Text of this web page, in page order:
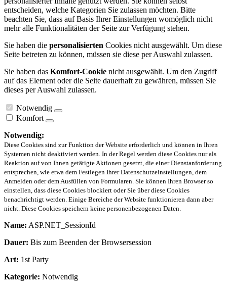
entscheiden, welche Kategorien Sie zulassen möchten. Bitte
beachten Sie, dass auf Basis Ihrer Einstellungen womöglich nicht
mehr alle Funktionalitäten der Seite zur Verfügung stehen.
Sie haben die personalisierten Cookies nicht ausgewählt. Um diese
Seite betreten zu können, müssen sie diese per Auswahl zulassen.
Sie haben das Komfort-Cookie nicht ausgewählt. Um den Zugriff
auf das Element oder die Seite dauerhaft zu gewähren, müssen Sie
dieses per Auswahl zulassen.
Notwendig
Komfort
Notwendig:
Diese Cookies sind zur Funktion der Website erforderlich und können in Ihren
Systemen nicht deaktiviert werden. In der Regel werden diese Cookies nur als
Reaktion auf von Ihnen getätigte Aktionen gesetzt, die einer Dienstanforderung
entsprechen, wie etwa dem Festlegen Ihrer Datenschutzeinstellungen, dem
Anmelden oder dem Ausfüllen von Formularen. Sie können Ihren Browser so
einstellen, dass diese Cookies blockiert oder Sie über diese Cookies
benachrichtigt werden. Einige Bereiche der Website funktionieren dann aber
nicht. Diese Cookies speichern keine personenbezogenen Daten.
Name: ASP.NET_SessionId
Dauer: Bis zum Beenden der Browsersession
Art: 1st Party
Kategorie: Notwendig